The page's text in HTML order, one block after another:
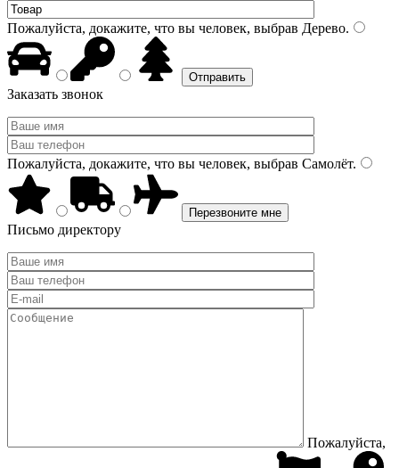
Пожалуйста, докажите, что вы человек, выбрав Дерево.
Заказать звонок
Пожалуйста, докажите, что вы человек, выбрав Самолёт.
Письмо директору
Пожалуйста,